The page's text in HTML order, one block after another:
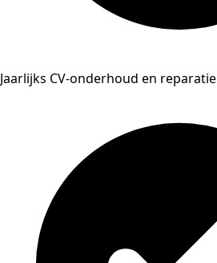
Jaarlijks CV-onderhoud en reparatie